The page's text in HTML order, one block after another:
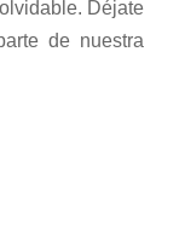
Déjate
de nuestra